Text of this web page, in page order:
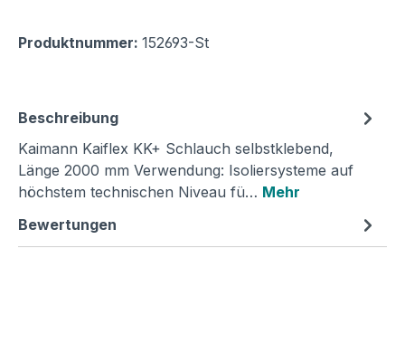
Produktnummer: 152693-St
Beschreibung
Kaimann Kaiflex KK+ Schlauch selbstklebend,
Länge 2000 mm Verwendung: Isoliersysteme auf
höchstem technischen Niveau fü… Mehr
Bewertungen